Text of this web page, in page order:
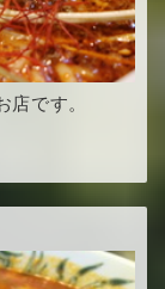
です。